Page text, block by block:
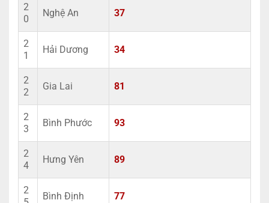
2
0
Nghệ An 37
2
1
Hải Dương 34
2
2
Gia Lai 81
2
3
Bình Phước 93
2
4
Hưng Yên 89
2
Bình Định 77